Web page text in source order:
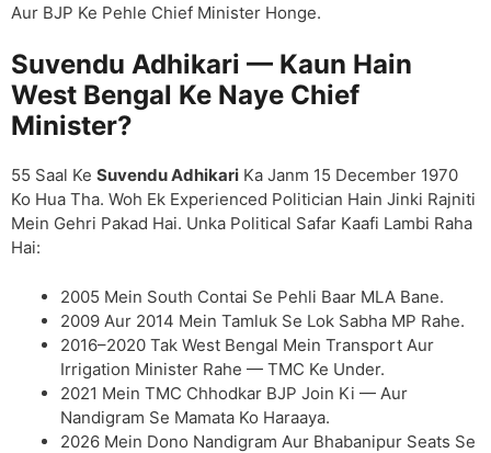
Aur BJP Ke Pehle Chief Minister Honge.
Suvendu Adhikari — Kaun Hain
West Bengal Ke Naye Chief
Minister?
55 Saal Ke Suvendu Adhikari Ka Janm 15 December 1970
Ko Hua Tha. Woh Ek Experienced Politician Hain Jinki Rajniti
Mein Gehri Pakad Hai. Unka Political Safar Kaafi Lambi Raha
Hai:
2005 Mein South Contai Se Pehli Baar MLA Bane.
2009 Aur 2014 Mein Tamluk Se Lok Sabha MP Rahe.
2016–2020 Tak West Bengal Mein Transport Aur
Irrigation Minister Rahe — TMC Ke Under.
2021 Mein TMC Chhodkar BJP Join Ki — Aur
Nandigram Se Mamata Ko Haraaya.
2026 Mein Dono Nandigram Aur Bhabanipur Seats Se